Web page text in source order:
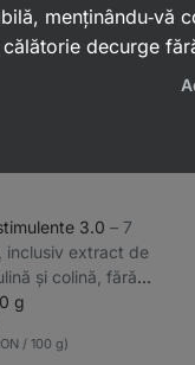
3.0 ⁠–⁠ 7
inclusiv extract de
și colină, fără
g
/ 100 g)
menținându‑vă
decurge